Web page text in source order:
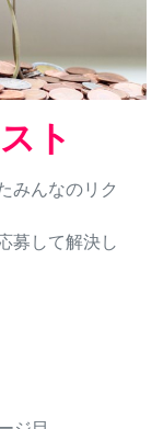
ト
みんなのリク
募して解決し